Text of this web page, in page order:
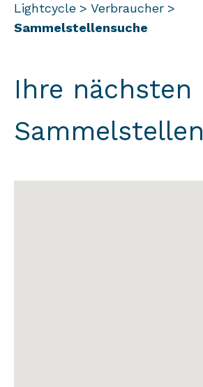
Lightcycle
Verbraucher
Sammelstellensuche
Ihre nächsten
Sammelstellen